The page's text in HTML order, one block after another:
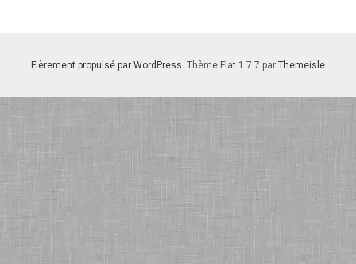
Fièrement propulsé par WordPress. Thème Flat 1.7.7 par Themeisle